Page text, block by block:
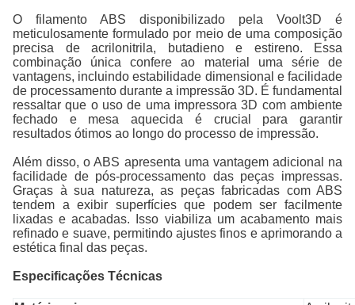
O filamento ABS disponibilizado pela Voolt3D é
meticulosamente formulado por meio de uma composição
precisa de acrilonitrila, butadieno e estireno. Essa
combinação única confere ao material uma série de
vantagens, incluindo estabilidade dimensional e facilidade
de processamento durante a impressão 3D. É fundamental
ressaltar que o uso de uma impressora 3D com ambiente
fechado e mesa aquecida é crucial para garantir
resultados ótimos ao longo do processo de impressão.
Além disso, o ABS apresenta uma vantagem adicional na
facilidade de pós-processamento das peças impressas.
Graças à sua natureza, as peças fabricadas com ABS
tendem a exibir superfícies que podem ser facilmente
lixadas e acabadas. Isso viabiliza um acabamento mais
refinado e suave, permitindo ajustes finos e aprimorando a
estética final das peças.
Especificações Técnicas